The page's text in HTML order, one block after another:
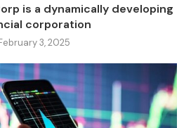
is a dynamically developing
corporation
3, 2025